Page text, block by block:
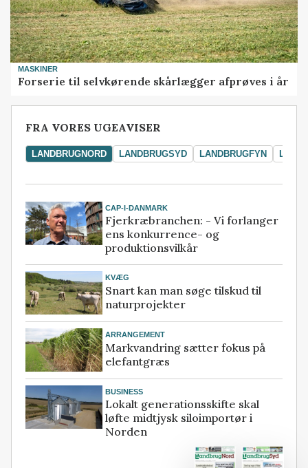
MASKINER
Forserie til selvkørende skårlægger afprøves i år
FRA VORES UGEAVISER
LANDBRUGNORD LANDBRUGSYD LANDBRUGFYN
CAP-I-DANMARK
Fjerkræbranchen: - Vi forlanger
ens konkurrence- og
produktionsvilkår
KVÆG
Snart kan man søge tilskud til
naturprojekter
ARRANGEMENT
Markvandring sætter fokus på
elefantgræs
BUSINESS
Lokalt generationsskifte skal
løfte midtjysk siloimportør i
Norden